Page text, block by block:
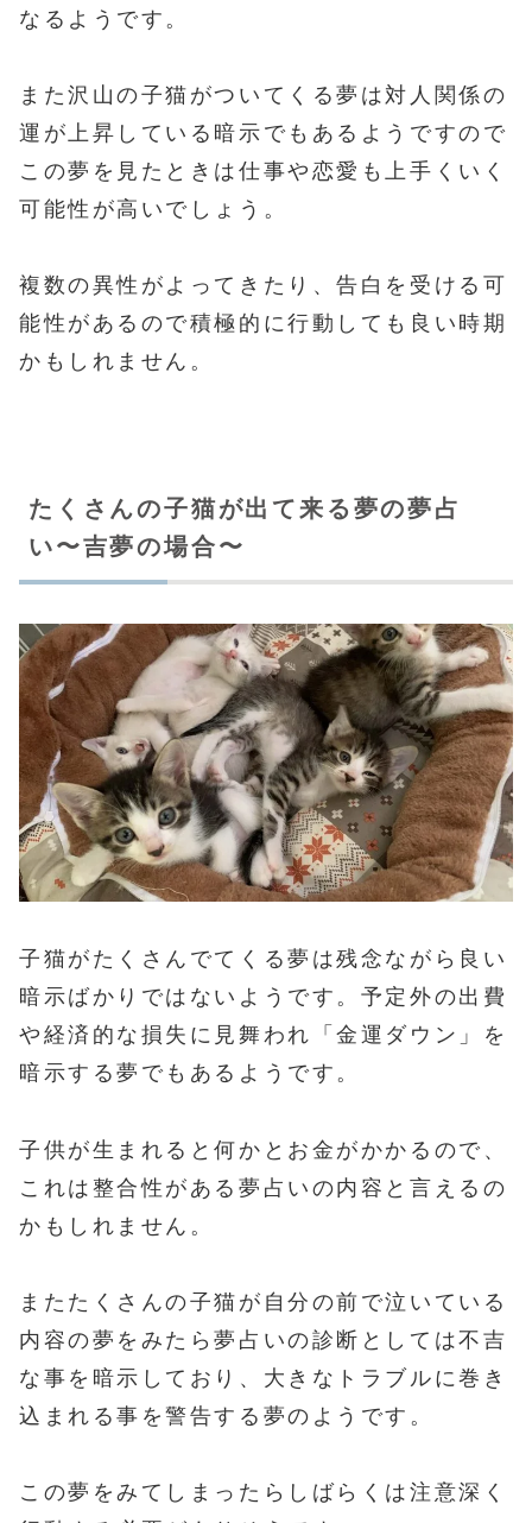
なるようです。
また沢山の子猫がついてくる夢は対人関係の
運が上昇している暗示でもあるようですので
この夢を見たときは仕事や恋愛も上手くいく
可能性が高いでしょう。
複数の異性がよってきたり、告白を受ける可
能性があるので積極的に行動しても良い時期
かもしれません。
たくさんの子猫が出て来る夢の夢占
い〜吉夢の場合〜
子猫がたくさんでてくる夢は残念ながら良い
暗示ばかりではないようです。予定外の出費
や経済的な損失に見舞われ「金運ダウン」を
暗示する夢でもあるようです。
子供が生まれると何かとお金がかかるので、
これは整合性がある夢占いの内容と言えるの
かもしれません。
またたくさんの子猫が自分の前で泣いている
内容の夢をみたら夢占いの診断としては不吉
な事を暗示しており、大きなトラブルに巻き
込まれる事を警告する夢のようです。
この夢をみてしまったらしばらくは注意深く